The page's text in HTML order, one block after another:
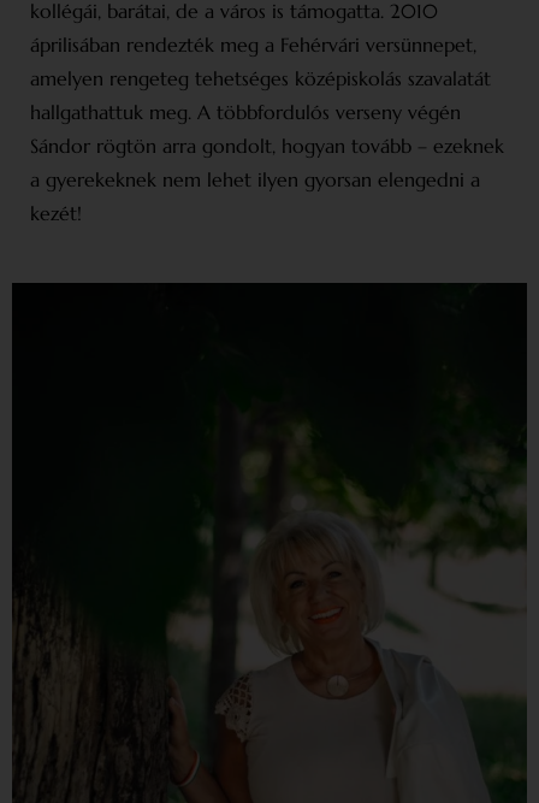
kollégái, barátai, de a város is támogatta. 2010
áprilisában rendezték meg a Fehérvári versünnepet,
amelyen rengeteg tehetséges középiskolás szavalatát
hallgathattuk meg. A többfordulós verseny végén
Sándor rögtön arra gondolt, hogyan tovább – ezeknek
a gyerekeknek nem lehet ilyen gyorsan elengedni a
kezét!